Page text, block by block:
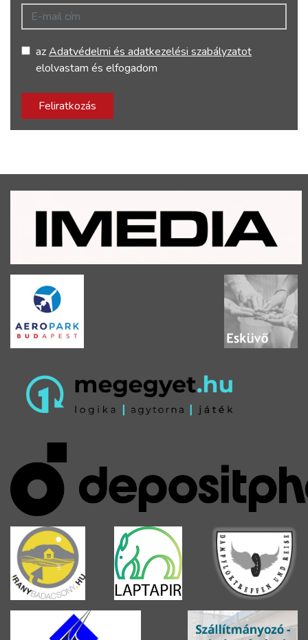
E-mail cím
azAdatvédelmi és adatkezelési szabályzatot
elolvastam és elfogadom
Feliratkozás